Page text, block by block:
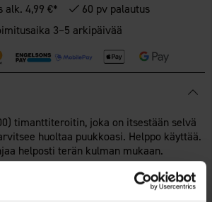
alk. 4,99 €*
60 pv palautus
3–5 arkipäivää
timanttiteroitin, joka on itsestään selvä
huoltaa puukkoasi. Helppo käyttää.
helposti terän kulman mukaan.